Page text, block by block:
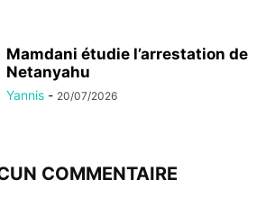
Mamdani étudie l’arrestation de
Netanyahu
Yannis - 20/07/2026
COMMENTAIRE